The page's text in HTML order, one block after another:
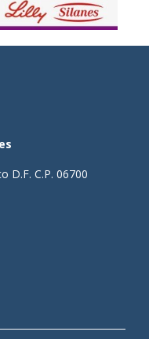
D.F. C.P. 06700